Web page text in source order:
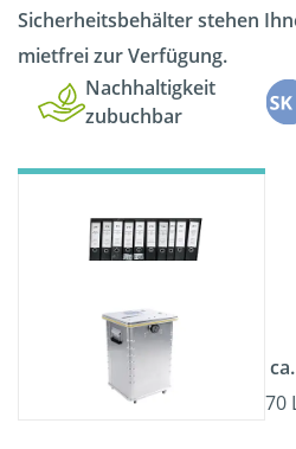
Sicherheitsbehälter stehen
mietfrei zur Verfügung.
Nachhaltigkeit
zubuchbar
70